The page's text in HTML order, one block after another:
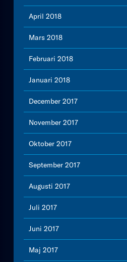
April 2018
Mars 2018
Februari 2018
Januari 2018
December 2017
November 2017
Oktober 2017
September 2017
Augusti 2017
Juli 2017
Juni 2017
Maj 2017